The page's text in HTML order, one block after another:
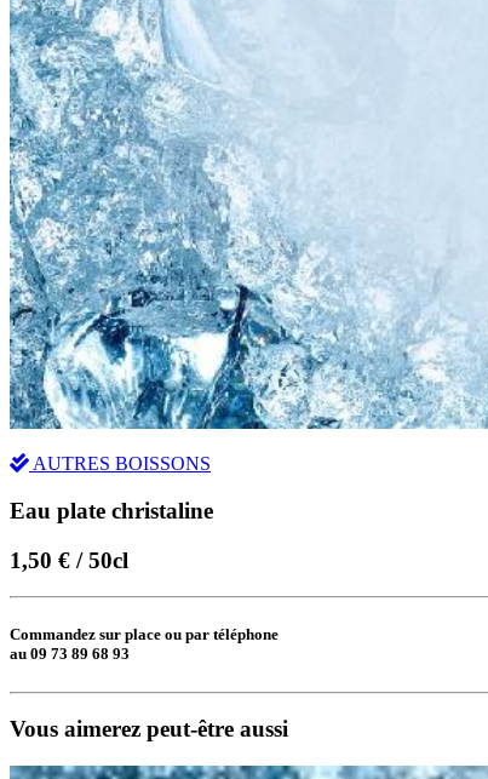
AUTRES BOISSONS
Eau plate christaline
1,50 € / 50cl
Commandez sur place ou par téléphone
au 09 73 89 68 93
Vous aimerez peut-être aussi